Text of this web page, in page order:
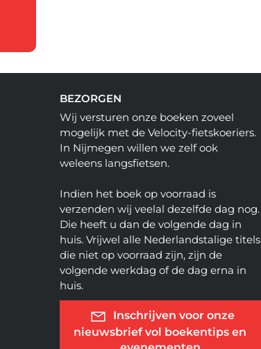
BEZORGEN
Wij versturen onze boeken zoveel
mogelijk met de Velocity-fietskoeriers.
In Nijmegen willen we zelf ook
weleens langsfietsen.
Indien het boek op voorraad is
verzenden wij veelal dezelfde dag nog.
Die heeft u dan de volgende dag in
huis. Vrijwel alle Nederlandstalige titels
die niet op voorraad zijn, zijn de
volgende werkdag of de dag erna in
huis.
Inschrijven voor onze
nieuwsbrief vol boekentips en